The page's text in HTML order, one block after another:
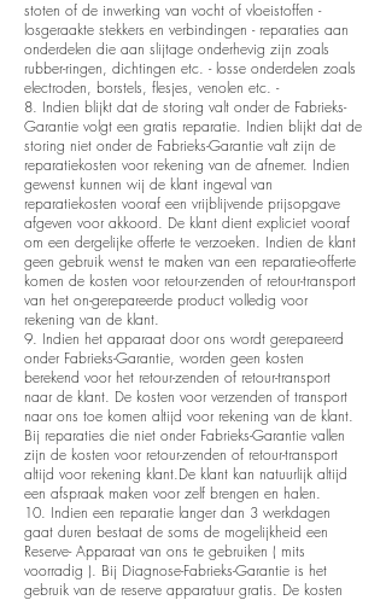
stoten of de inwerking van vocht of vloeistoffen -
losgeraakte stekkers en verbindingen - reparaties aan
onderdelen die aan slijtage onderhevig zijn zoals
rubber-ringen, dichtingen etc. - losse onderdelen zoals
electroden, borstels, flesjes, venolen etc. -
8. Indien blijkt dat de storing valt onder de Fabrieks-
Garantie volgt een gratis reparatie. Indien blijkt dat de
storing niet onder de Fabrieks-Garantie valt zijn de
reparatiekosten voor rekening van de afnemer. Indien
gewenst kunnen wij de klant ingeval van
reparatiekosten vooraf een vrijblijvende prijsopgave
afgeven voor akkoord. De klant dient expliciet vooraf
om een dergelijke offerte te verzoeken. Indien de klant
geen gebruik wenst te maken van een reparatie-offerte
komen de kosten voor retour-zenden of retour-transport
van het on-gerepareerde product volledig voor
rekening van de klant.
9. Indien het apparaat door ons wordt gerepareerd
onder Fabrieks-Garantie, worden geen kosten
berekend voor het retour-zenden of retour-transport
naar de klant. De kosten voor verzenden of transport
naar ons toe komen altijd voor rekening van de klant.
Bij reparaties die niet onder Fabrieks-Garantie vallen
zijn de kosten voor retour-zenden of retour-transport
altijd voor rekening klant.De klant kan natuurlijk altijd
een afspraak maken voor zelf brengen en halen.
10. Indien een reparatie langer dan 3 werkdagen
gaat duren bestaat de soms de mogelijkheid een
Reserve- Apparaat van ons te gebruiken ( mits
voorradig ). Bij Diagnose-Fabrieks-Garantie is het
gebruik van de reserve apparatuur gratis. De kosten